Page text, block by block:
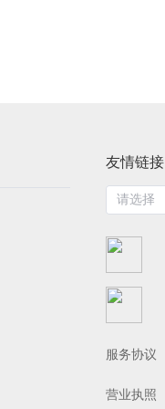
友情链接
请选择
服务协议
营业执照